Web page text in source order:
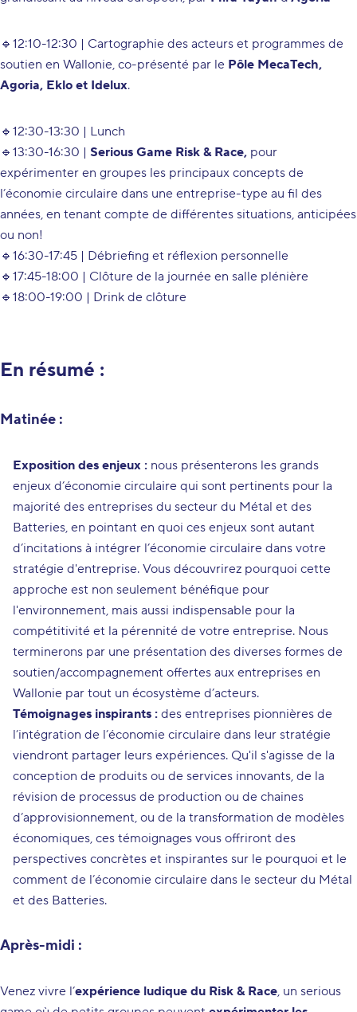
🔹12:10-12:30 | Cartographie des acteurs et programmes de
soutien en Wallonie, co-présenté par le Pôle MecaTech,
Agoria, Eklo et Idelux.
🔹12:30-13:30 | Lunch
🔹13:30-16:30 | Serious Game Risk & Race, pour
expérimenter en groupes les principaux concepts de
l’économie circulaire dans une entreprise-type au fil des
années, en tenant compte de différentes situations, anticipées
ou non!
🔹16:30-17:45 | Débriefing et réflexion personnelle
🔹17:45-18:00 | Clôture de la journée en salle plénière
🔹18:00-19:00 | Drink de clôture
En résumé :
Matinée :
Exposition des enjeux : nous présenterons les grands
enjeux d’économie circulaire qui sont pertinents pour la
majorité des entreprises du secteur du Métal et des
Batteries, en pointant en quoi ces enjeux sont autant
d’incitations à intégrer l’économie circulaire dans votre
stratégie d'entreprise. Vous découvrirez pourquoi cette
approche est non seulement bénéfique pour
l'environnement, mais aussi indispensable pour la
compétitivité et la pérennité de votre entreprise. Nous
terminerons par une présentation des diverses formes de
soutien/accompagnement offertes aux entreprises en
Wallonie par tout un écosystème d’acteurs.
Témoignages inspirants : des entreprises pionnières de
l’intégration de l’économie circulaire dans leur stratégie
viendront partager leurs expériences. Qu'il s'agisse de la
conception de produits ou de services innovants, de la
révision de processus de production ou de chaines
d’approvisionnement, ou de la transformation de modèles
économiques, ces témoignages vous offriront des
perspectives concrètes et inspirantes sur le pourquoi et le
comment de l’économie circulaire dans le secteur du Métal
et des Batteries.
Après-midi :
Venez vivre l’expérience ludique du Risk & Race, un serious